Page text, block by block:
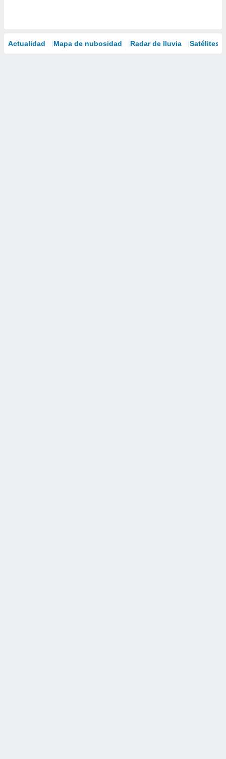
Actualidad Mapa de nubosidad Radar de lluvia Satélites